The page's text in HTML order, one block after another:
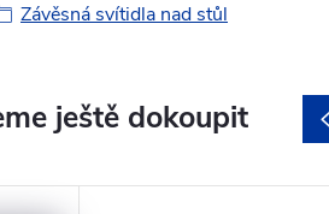
Závěsná svítidla nad stůl
ještě dokoupit